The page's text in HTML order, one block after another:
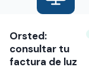
Orsted:
consultar tu
factura de luz